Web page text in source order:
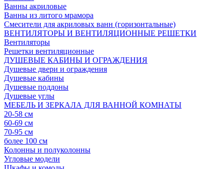
Ванны акриловые
Ванны из литого мрамора
Смесители для акриловых ванн (горизонтальные)
ВЕНТИЛЯТОРЫ И ВЕНТИЛЯЦИОННЫЕ РЕШЕТКИ
Вентиляторы
Решетки вентиляционные
ДУШЕВЫЕ КАБИНЫ И ОГРАЖДЕНИЯ
Душевые двери и ограждения
Душевые кабины
Душевые поддоны
Душевые углы
МЕБЕЛЬ И ЗЕРКАЛА ДЛЯ ВАННОЙ КОМНАТЫ
20-58 см
60-69 см
70-95 см
более 100 см
Колонны и полуколонны
Угловые модели